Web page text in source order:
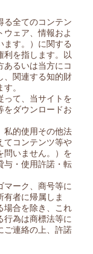
る全てのコンテン
ェア、情報およ
す。）に関する
利を指します。以
るいは当方にコ
、関連する知的財
。
って、当サイトを
をダウンロードお
私的使用その他法
てコンテンツ等や
問いません。）を
与・使用許諾・転
マーク、商号等に
者に帰属しま
場合を除き、これ
行為は商標法等に
ご連絡の上、許諾